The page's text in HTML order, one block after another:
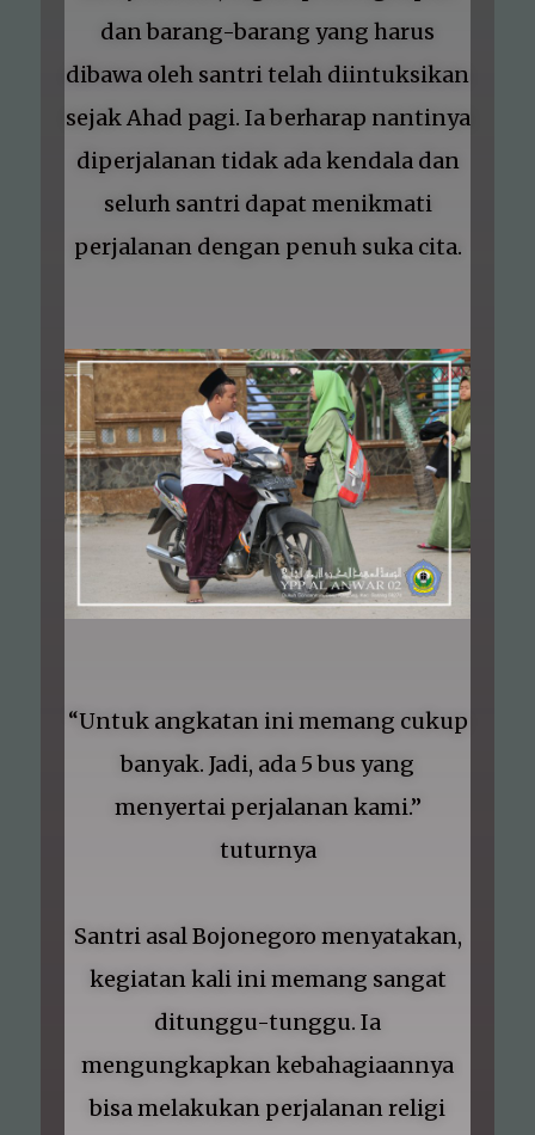
dan barang-barang yang harus
dibawa oleh santri telah diintuksikan
sejak Ahad pagi. Ia berharap nantinya
diperjalanan tidak ada kendala dan
selurh santri dapat menikmati
perjalanan dengan penuh suka cita.
“Untuk angkatan ini memang cukup
banyak. Jadi, ada 5 bus yang
menyertai perjalanan kami.”
tuturnya
Santri asal Bojonegoro menyatakan,
kegiatan kali ini memang sangat
ditunggu-tunggu. Ia
mengungkapkan kebahagiaannya
bisa melakukan perjalanan religi